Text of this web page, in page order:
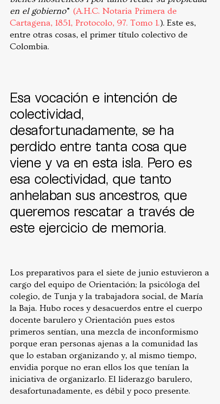
en el gobierno” (A.H.C. Notaria Primera de
Cartagena, 1851, Protocolo, 97. Tomo 1.). Este es,
entre otras cosas, el primer título colectivo de
Colombia.
Esa vocación e intención de
colectividad,
desafortunadamente, se ha
perdido entre tanta cosa que
viene y va en esta isla. Pero es
esa colectividad, que tanto
anhelaban sus ancestros, que
queremos rescatar a través de
este ejercicio de memoria.
Los preparativos para el siete de junio estuvieron a
cargo del equipo de Orientación; la psicóloga del
colegio, de Tunja y la trabajadora social, de María
la Baja. Hubo roces y desacuerdos entre el cuerpo
docente barulero y Orientación pues estos
primeros sentían, una mezcla de inconformismo
porque eran personas ajenas a la comunidad las
que lo estaban organizando y, al mismo tiempo,
envidia porque no eran ellos los que tenían la
iniciativa de organizarlo. El liderazgo barulero,
desafortunadamente, es débil y poco presente.